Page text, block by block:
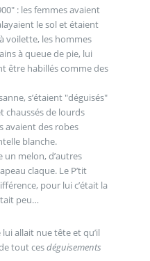
: les femmes avaient
le sol et étaient
voilette, les hommes
à queue de pie, lui
être habillés comme des
s’étaient "déguisés"
chaussés de lourds
avaient des robes
blanche.
un melon, d’autres
claque. Le P’tit
pour lui c’était la
peu…
allait nue tête et qu’il
tout cesdéguisements